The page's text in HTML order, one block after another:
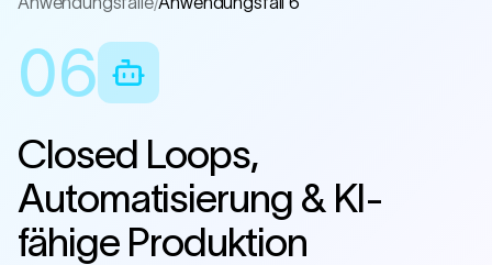
06
Closed Loops,
Automatisierung & KI-
fähige Produktion